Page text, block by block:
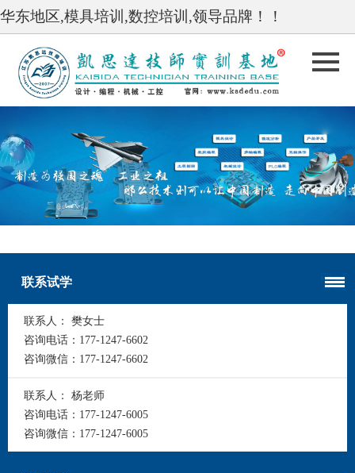
华东地区,模具培训,数控培训,领导品牌！！
undefined
undefined
联系试学
联系人：
樊女士
咨询电话： 177-1247-6602
咨询微信： 177-1247-6602
联系人：
杨老师
咨询电话： 177-1247-6005
咨询微信： 177-1247-6005